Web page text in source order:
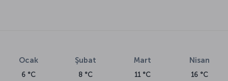
Ocak
6 °C
Şubat
8 °C
Mart
11 °C
Nisan
16 °C